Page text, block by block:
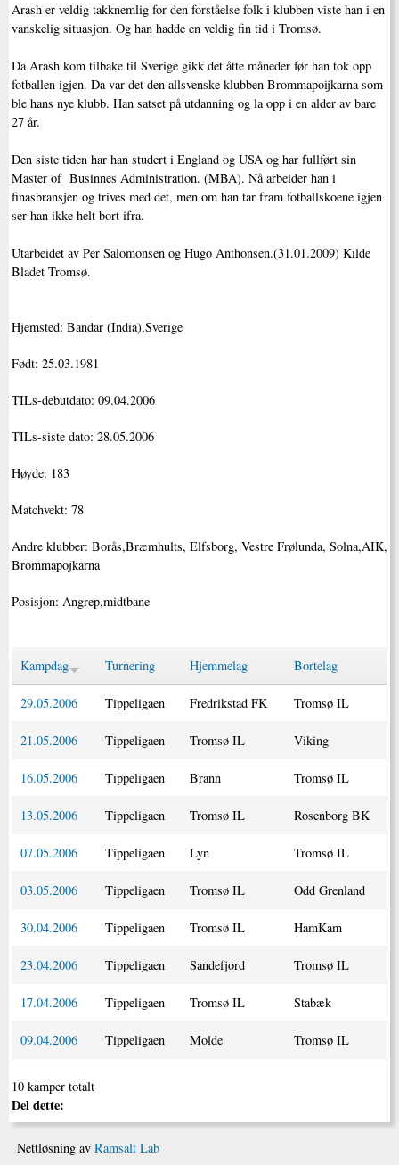
Arash er veldig takknemlig for den forståelse folk i klubben viste han i en
vanskelig situasjon. Og han hadde en veldig fin tid i Tromsø.
Da Arash kom tilbake til Sverige gikk det åtte måneder før han tok opp
fotballen igjen. Da var det den allsvenske klubben Brommapoijkarna som
ble hans nye klubb. Han satset på utdanning og la opp i en alder av bare
27 år.
Den siste tiden har han studert i England og USA og har fullført sin
Master of Businnes Administration. (MBA). Nå arbeider han i
finasbransjen og trives med det, men om han tar fram fotballskoene igjen
ser han ikke helt bort ifra.
Utarbeidet av Per Salomonsen og Hugo Anthonsen.(31.01.2009) Kilde
Bladet Tromsø.
Hjemsted: Bandar (India),Sverige
Født: 25.03.1981
TILs-debutdato: 09.04.2006
TILs-siste dato: 28.05.2006
Høyde: 183
Matchvekt: 78
Andre klubber: Borås,Bræmhults, Elfsborg, Vestre Frølunda, Solna,AIK,
Brommapojkarna
Posisjon: Angrep,midtbane
Kampdag Turnering Hjemmelag Bortelag
29.05.2006 Tippeligaen Fredrikstad FK Tromsø IL
21.05.2006 Tippeligaen Tromsø IL Viking
16.05.2006 Tippeligaen Brann Tromsø IL
13.05.2006 Tippeligaen Tromsø IL Rosenborg BK
07.05.2006 Tippeligaen Lyn Tromsø IL
03.05.2006 Tippeligaen Tromsø IL Odd Grenland
30.04.2006 Tippeligaen Tromsø IL HamKam
23.04.2006 Tippeligaen Sandefjord Tromsø IL
17.04.2006 Tippeligaen Tromsø IL Stabæk
09.04.2006 Tippeligaen Molde Tromsø IL
10 kamper totalt
Del dette:
Nettløsning av Ramsalt Lab